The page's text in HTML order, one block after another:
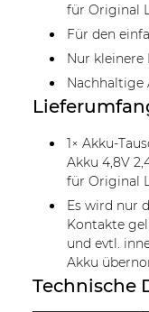
für Original
Für den
Nur
Nachhaltige
1× Akku-
Akku 4,8V
für Original
Es wird nur
Kontakte
und evtl.
Akku
Technische